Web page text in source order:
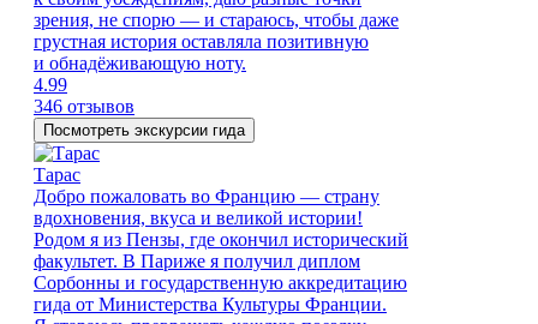
зрения, не спорю — и стараюсь, чтобы даже
грустная история оставляла позитивную
и обнадёживающую ноту.
4.99
346 отзывов
Посмотреть экскурсии гида
Тарас
Добро пожаловать во Францию — страну
вдохновения, вкуса и великой истории!
Родом я из Пензы, где окончил исторический
факультет. В Париже я получил диплом
Сорбонны и государственную аккредитацию
гида от Министерства Культуры Франции.